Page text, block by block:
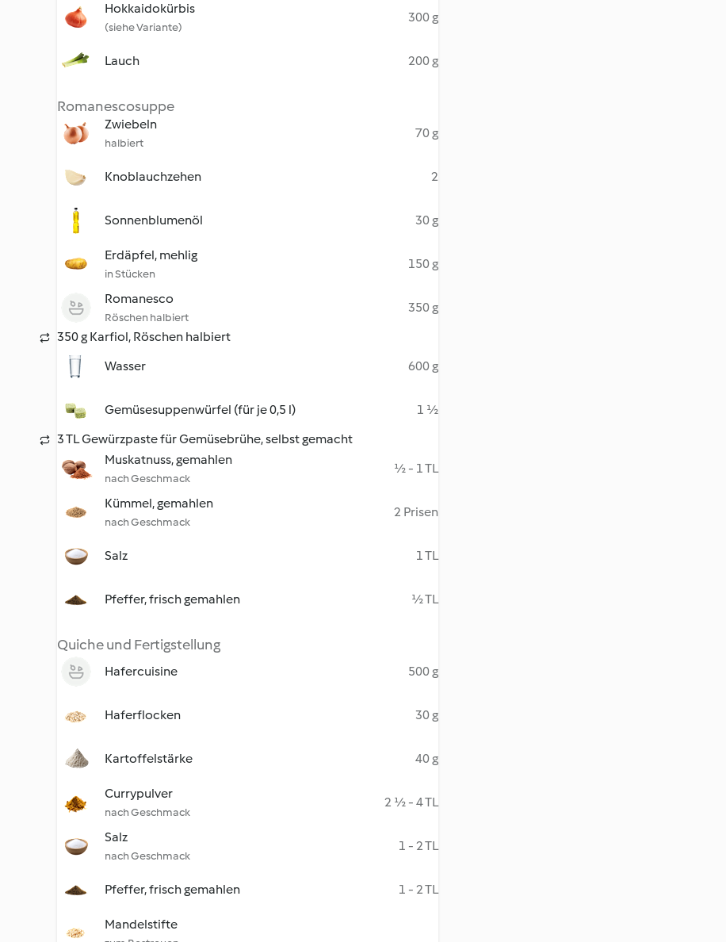
Hokkaidokürbis
(siehe Variante)
300 g
Lauch 200 g
Romanescosuppe
Zwiebeln
halbiert
70 g
Knoblauchzehen 2
Sonnenblumenöl 30 g
Erdäpfel, mehlig
in Stücken
150 g
Romanesco
Röschen halbiert
350 g
350 g Karfiol, Röschen halbiert
Wasser
600 g
Gemüsesuppenwürfel (für je 0,5 l)
1 ½
3 TL Gewürzpaste für Gemüsebrühe, selbst gemacht
Muskatnuss, gemahlen
nach Geschmack
½ - 1 TL
Kümmel, gemahlen
nach Geschmack
2 Prisen
Salz 1 TL
Pfeffer, frisch gemahlen ½ TL
Quiche und Fertigstellung
Hafercuisine 500 g
Haferflocken 30 g
Kartoffelstärke 40 g
Currypulver
nach Geschmack
2 ½ - 4 TL
Salz
nach Geschmack
1 - 2 TL
Pfeffer, frisch gemahlen 1 - 2 TL
Mandelstifte